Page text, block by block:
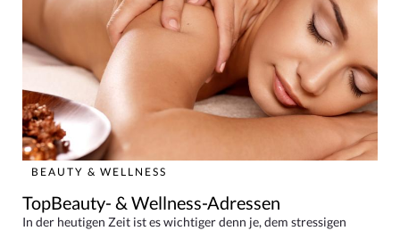
BEAUTY & WELLNESS
TopBeauty- & Wellness-Adressen
In der heutigen Zeit ist es wichtiger denn je, dem stressigen